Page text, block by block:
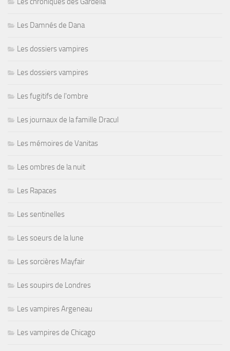
Les Damnés de Dana
Les dossiers vampires
Les dossiers vampires
Les fugitifs de l'ombre
Les journaux de la famille Dracul
Les mémoires de Vanitas
Les ombres de la nuit
Les Rapaces
Les sentinelles
Les soeurs de la lune
Les sorcières Mayfair
Les soupirs de Londres
Les vampires Argeneau
Les vampires de Chicago